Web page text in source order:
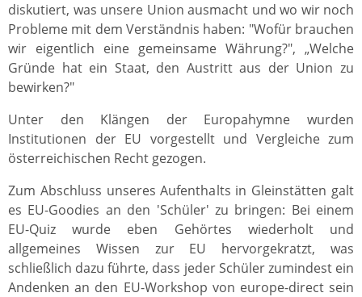
diskutiert, was unsere Union ausmacht und wo wir noch
Probleme mit dem Verständnis haben: "Wofür brauchen
wir eigentlich eine gemeinsame Währung?", „Welche
Gründe hat ein Staat, den Austritt aus der Union zu
bewirken?"
Unter den Klängen der Europahymne wurden
Institutionen der EU vorgestellt und Vergleiche zum
österreichischen Recht gezogen.
Zum Abschluss unseres Aufenthalts in Gleinstätten galt
es EU-Goodies an den 'Schüler' zu bringen: Bei einem
EU-Quiz wurde eben Gehörtes wiederholt und
allgemeines Wissen zur EU hervorgekratzt, was
schließlich dazu führte, dass jeder Schüler zumindest ein
Andenken an den EU-Workshop von europe-direct sein